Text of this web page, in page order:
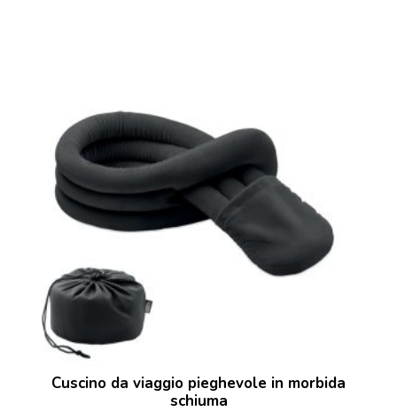
Cuscino da viaggio pieghevole in morbida
schiuma